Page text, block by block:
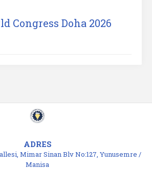
Congress Doha 2026
ADRES
Mimar Sinan Blv No:127, Yunusemre /
Manisa